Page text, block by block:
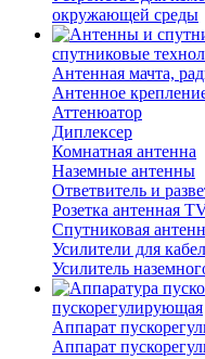
окружающей среды
спутниковые
Антенная мачта,
Антенное
Аттенюатор
Диплексер
Комнатная антенна
Наземные антенны
Ответвитель и
Розетка антенная
Спутниковая
Усилители для
Усилитель
пускорегулирующая
Аппарат
Аппарат